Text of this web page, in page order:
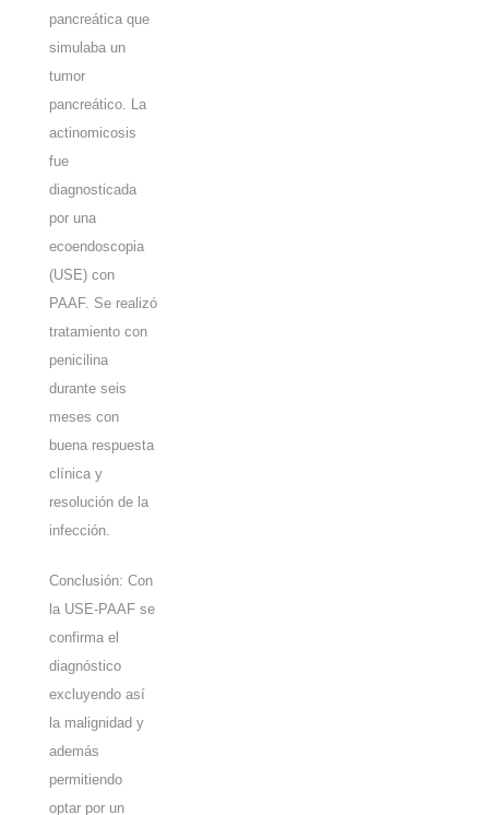
pancreática que
simulaba un
tumor
pancreático. La
actinomicosis
fue
diagnosticada
por una
ecoendoscopia
(USE) con
PAAF. Se realizó
tratamiento con
penicilina
durante seis
meses con
buena respuesta
clínica y
resolución de la
infección.
Conclusión: Con
la USE-PAAF se
confirma el
diagnóstico
excluyendo así
la malignidad y
además
permitiendo
optar por un